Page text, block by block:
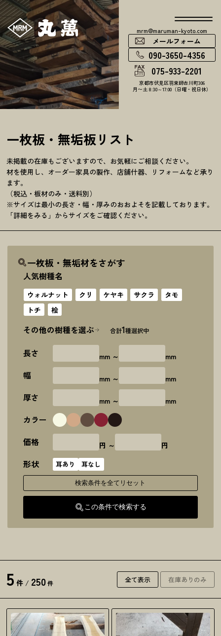
mrm@maruman-kyoto.com
メールフォーム
090-3650-4356
075-933-2201
京都市伏見区羽束師古川町306
月〜土 8:30～17:00（日曜・祝日休）
一枚板・無垢板リスト
未掲載の在庫もございますので、お気軽にご相談ください。
材を使用し、オーダー家具の製作、店舗什器、リフォームなど承り
ます。
（税込・板材のみ・送料別）
※サイズは最小の長さ・幅・厚みのおおよそを記載しております。
「詳細をみる」からサイズをご確認ください。
一枚板・無垢材をさがす
人気樹種名
ウォルナット クリ ケヤキ サクラ
タモ
トチ
桧
その他の樹種を選ぶ 合計1種選択中
長さ mm ～ mm
幅 mm ～ mm
厚さ mm ～ mm
カラー
価格
円 ～ 円
形状 耳あり 耳なし
検索条件を全てリセット
この条件で検索する
5 件 / 250件 全て表示 在庫ありのみ